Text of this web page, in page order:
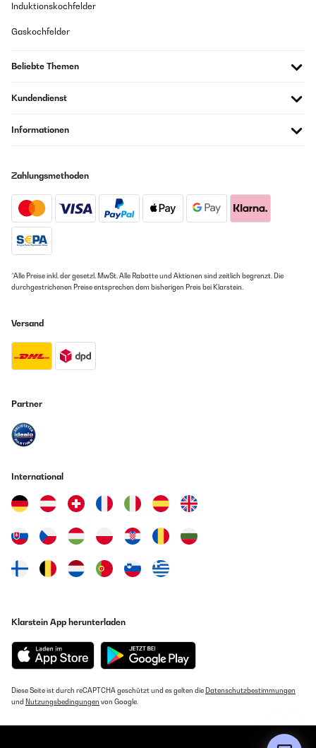
Induktionskochfelder
Gaskochfelder
Beliebte Themen
Kundendienst
Informationen
Zahlungsmethoden
*Alle Preise inkl. der gesetzl. MwSt. Alle Rabatte und Aktionen sind zeitlich begrenzt. Die
durchgestrichenen Preise entsprechen dem bisherigen Preis bei Klarstein.
Versand
Partner
International
Klarstein App herunterladen
Diese Seite ist durch reCAPTCHA geschützt und es gelten die Datenschutzbestimmungen
und Nutzungsbedingungen von Google.